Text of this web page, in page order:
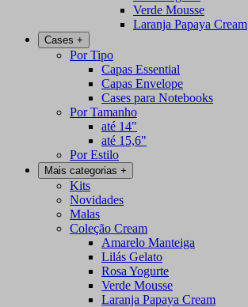
Verde Mousse
Laranja Papaya Cream
Cases +
Por Tipo
Capas Essential
Capas Envelope
Cases para Notebooks
Por Tamanho
até 14"
até 15,6"
Por Estilo
Mais categorias +
Kits
Novidades
Malas
Coleção Cream
Amarelo Manteiga
Lilás Gelato
Rosa Yogurte
Verde Mousse
Laranja Papaya Cream